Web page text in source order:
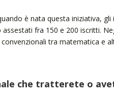
è nata questa iniziativa,
fra 150 e 200 iscritti.
tra matematica e
che tratterete o